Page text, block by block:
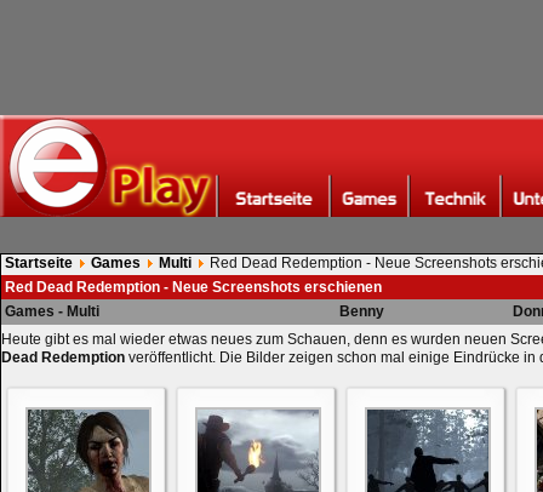
Startseite Games Multi
Red Dead Redemption - Neue Screenshots
Red Dead Redemption - Neue Screenshots erschienen
Games - Multi
Benny
Heute gibt es mal wieder etwas neues zum Schauen, denn es wurden neuen
Dead Redemption veröffentlicht. Die Bilder zeigen schon mal einige Eindrücke in